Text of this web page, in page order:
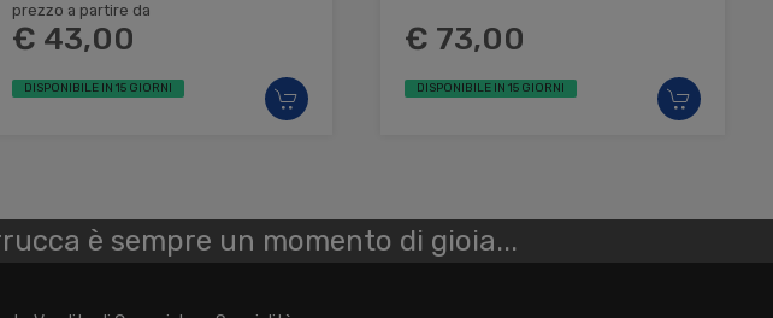
prezzo a partire da
€ 43,00
DISPONIBILE IN 15 GIORNI
€ 73,00
DISPONIBILE IN 15 GIORNI
è sempre un momento di gioia...